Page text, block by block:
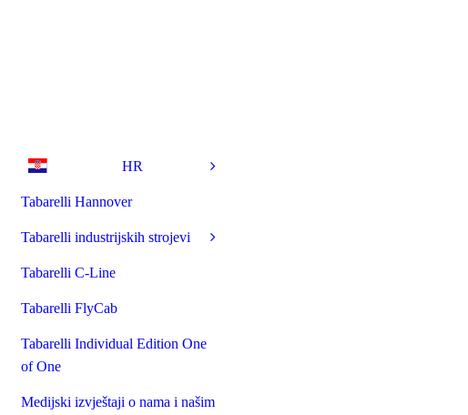
HR
Tabarelli Hannover
Tabarelli industrijskih strojevi
Tabarelli C-Line
Tabarelli FlyCab
Tabarelli Individual Edition One
of One
Medijski izvještaji o nama i našim